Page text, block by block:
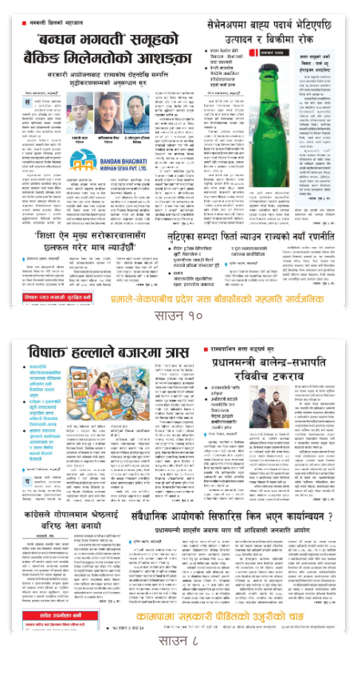
साउन १०
साउन ८